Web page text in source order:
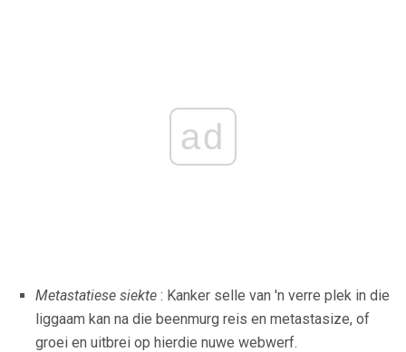
ad
Metastatiese siekte : Kanker selle van 'n verre plek in die
liggaam kan na die beenmurg reis en metastasize, of
groei en uitbrei op hierdie nuwe webwerf.